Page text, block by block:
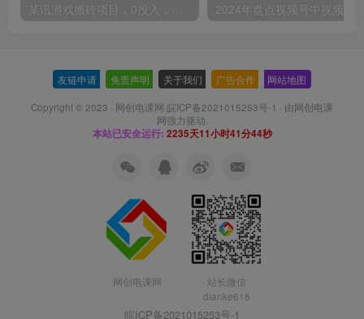
某讯游戏搬砖项目，0投入，可以挂机，轻松上手,月入3000+上不封顶
友链申请 免责声明 关于我们 广告合作 网站地图
Copyright © 2023 · 网创电课网 皖ICP备2021015253号-1 · 由网创电课
网强力驱动.
本站已安全运行: 2235天11小时41分45秒
网创电课网
站长微信
dianke618
皖ICP备2021015253号-1